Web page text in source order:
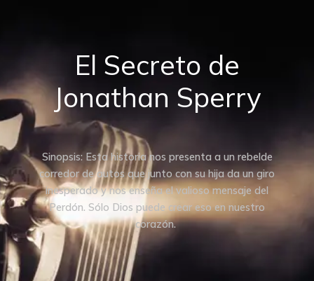
El Secreto de
Jonathan Sperry
Sinopsis: Esta historia nos presenta a un rebelde
corredor de autos que junto con su hija da un giro
inesperado y nos enseña el valioso mensaje del
Perdón. Sólo Dios puede crear eso en nuestro
corazón.